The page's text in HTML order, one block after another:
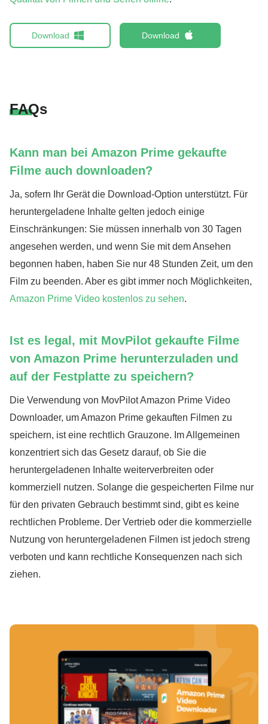
Download Download
FAQs
Kann man bei Amazon Prime gekaufte
Filme auch downloaden?
Ja, sofern Ihr Gerät die Download-Option unterstützt. Für
heruntergeladene Inhalte gelten jedoch einige
Einschränkungen: Sie müssen innerhalb von 30 Tagen
angesehen werden, und wenn Sie mit dem Ansehen
begonnen haben, haben Sie nur 48 Stunden Zeit, um den
Film zu beenden. Aber es gibt immer noch Möglichkeiten,
Amazon Prime Video kostenlos zu sehen.
Ist es legal, mit MovPilot gekaufte Filme
von Amazon Prime herunterzuladen und
auf der Festplatte zu speichern?
Die Verwendung von MovPilot Amazon Prime Video
Downloader, um Amazon Prime gekauften Filmen zu
speichern, ist eine rechtlich Grauzone. Im Allgemeinen
konzentriert sich das Gesetz darauf, ob Sie die
heruntergeladenen Inhalte weiterverbreiten oder
kommerziell nutzen. Solange die gespeicherten Filme nur
für den privaten Gebrauch bestimmt sind, gibt es keine
rechtlichen Probleme. Der Vertrieb oder die kommerzielle
Nutzung von heruntergeladenen Filmen ist jedoch streng
verboten und kann rechtliche Konsequenzen nach sich
ziehen.